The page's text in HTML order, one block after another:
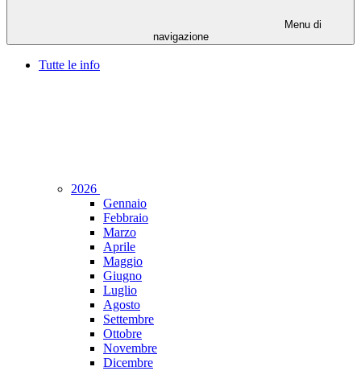
Menu di
navigazione
Tutte le info
2026
Gennaio
Febbraio
Marzo
Aprile
Maggio
Giugno
Luglio
Agosto
Settembre
Ottobre
Novembre
Dicembre